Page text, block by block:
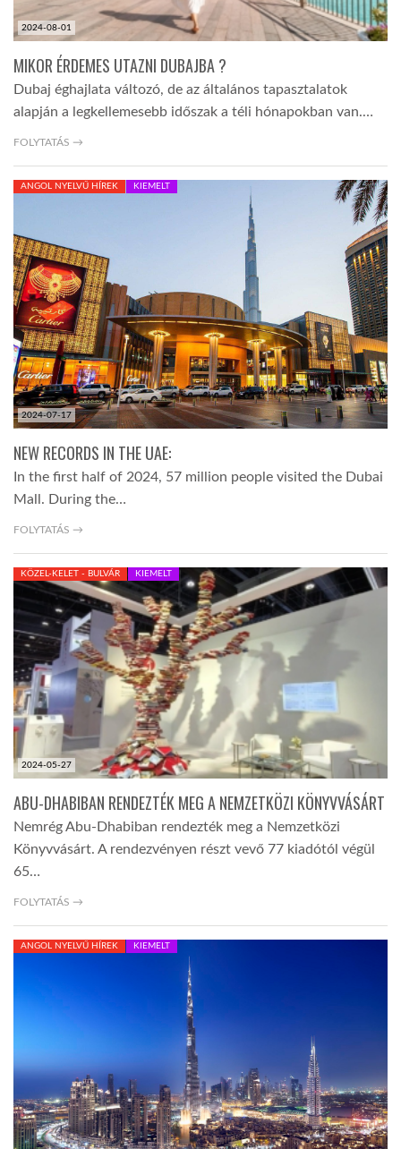
AFRIKA TUDÁSTÁR
A NAP SZÉPE
DOBRAVERO.HU
LATIMO.HU
GLOBOBOOK
2024-08-01
MIKOR ÉRDEMES UTAZNI DUBAJBA ?
Dubaj éghajlata változó, de az általános tapasztalatok
alapján a legkellemesebb időszak a téli hónapokban van.…
FOLYTATÁS →
2024-07-17
ANGOL NYELVŰ HÍREK KIEMELT
NEW RECORDS IN THE UAE:
In the first half of 2024, 57 million people visited the Dubai
Mall. During the…
FOLYTATÁS →
2024-05-27
KÖZEL-KELET - BULVÁR KIEMELT
ABU-DHABIBAN RENDEZTÉK MEG A NEMZETKÖZI KÖNYVVÁSÁRT
Nemrég Abu-Dhabiban rendezték meg a Nemzetközi
Könyvvásárt. A rendezvényen részt vevő 77 kiadótól végül
65…
FOLYTATÁS →
ANGOL NYELVŰ HÍREK KIEMELT